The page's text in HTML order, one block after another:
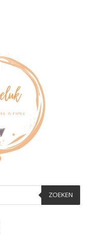
ZOEKEN